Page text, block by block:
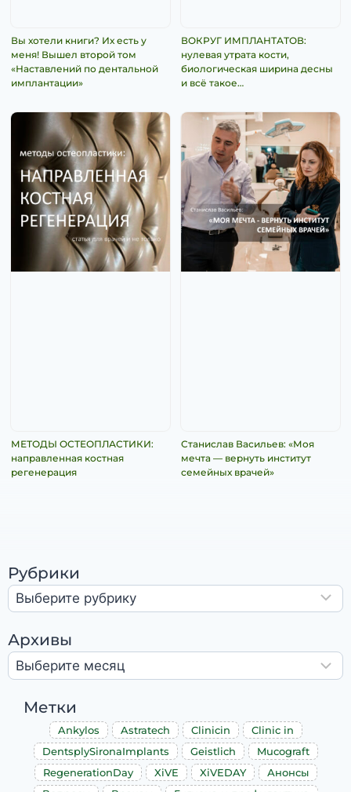
Вы хотели книги? Их есть у
меня! Вышел второй том
«Наставлений по дентальной
имплантации»
ВОКРУГ ИМПЛАНТАТОВ:
нулевая утрата кости,
биологическая ширина десны
и всё такое…
МЕТОДЫ ОСТЕОПЛАСТИКИ:
направленная костная
регенерация
Станислав Васильев: «Моя
мечта — вернуть институт
семейных врачей»
Рубрики
Архивы
Метки
Ankylos Astratech Clinicin
Clinic in
DentsplySironaImplants
Geistlich
Mucograft
RegenerationDay
XiVE XiVEDAY
Анонсы